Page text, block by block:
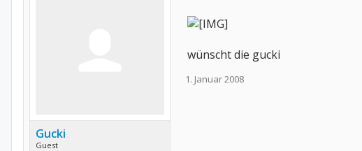
Gucki
Guest
wünscht die gucki
1. Januar 2008